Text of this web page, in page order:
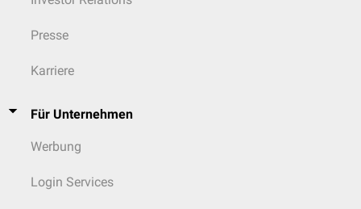
Presse
Karriere
Für Unternehmen
Werbung
Login Services